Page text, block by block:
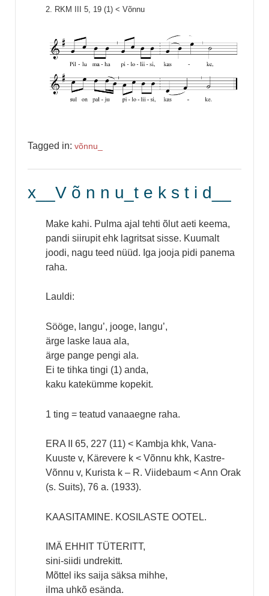
2. RKM III 5, 19 (1) < Võnnu
Tagged in: võnnu_
x__V õ n n u_t e k s t i d__
Make kahi. Pulma ajal tehti õlut aeti keema,
pandi siirupit ehk lagritsat sisse. Kuumalt
joodi, nagu teed nüüd. Iga jooja pidi panema
raha.
Lauldi:
Sööge, langu’, jooge, langu’,
ärge laske laua ala,
ärge pange pengi ala.
Ei te tihka tingi (1) anda,
kaku katekümme kopekit.
1 ting = teatud vanaaegne raha.
ERA II 65, 227 (11) < Kambja khk, Vana-
Kuuste v, Kärevere k < Võnnu khk, Kastre-
Võnnu v, Kurista k – R. Viidebaum < Ann Orak
(s. Suits), 76 a. (1933).
KAASITAMINE. KOSILASTE OOTEL.
IMÄ EHHIT TÜTERITT,
sini-siidi undrekitt.
Mõttel iks saija säksa mihhe,
ilma uhkõ esända.